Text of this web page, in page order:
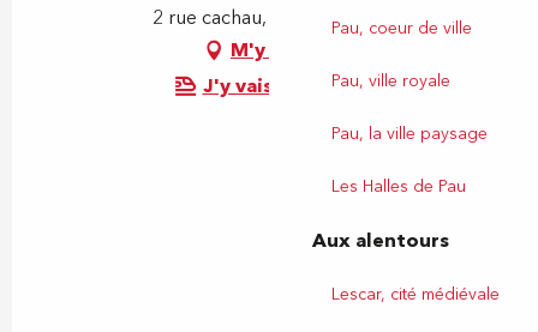
Pau, coeur de ville
Pau, ville royale
Pau, la ville paysage
Les Halles de Pau
Aux alentours
Lescar, cité médiévale
2 rue cachau, 64230 Lescar
M'y rendre
J'y vais en train !